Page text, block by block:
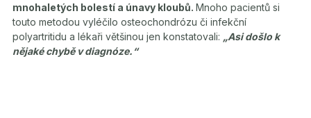
mnohaletých bolestí a únavy kloubů. Mnoho pacientů si
touto metodou vyléčilo osteochondrózu či infekční
polyartritidu a lékaři většinou jen konstatovali: „Asi došlo k
nějaké chybě v diagnóze.“